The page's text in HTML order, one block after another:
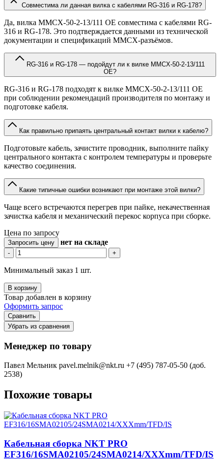
Совместима ли данная вилка с кабелями RG-316 и RG-178?
Да, вилка MMCX-50-2-13/111 OE совместима с кабелями RG-
316 и RG-178. Это подтверждается данными из технической
документации и спецификаций MMCX-разъёмов.
OE?
RG-316 и RG-178 подходят к вилке MMCX-50-2-13/111 OE
при соблюдении рекомендаций производителя по монтажу и
подготовке кабеля.
Как правильно припаять центральный контакт вилки к кабелю?
Подготовьте кабель, зачистите проводник, выполните пайку
центрального контакта с контролем температуры и проверьте
качество соединения.
Какие типичные ошибки возникают при монтаже этой вилки?
Чаще всего встречаются перегрев при пайке, некачественная
зачистка кабеля и механический перекос корпуса при сборке.
Цена по запросу
Запросить цену нет на складе
- +
Минимальный заказ 1 шт.
В корзину
Товар добавлен в корзину
Оформить запрос
Сравнить
Убрать из сравнения
Менеджер по товару
Павел Мельник pavel.melnik@nkt.ru +7 (495) 787-05-50 (доб.
2538)
Похожие товары
Кабельная сборка NKT PRO
EF316/16SMA02105/24SMA0214/XXXmm/TFD/IS